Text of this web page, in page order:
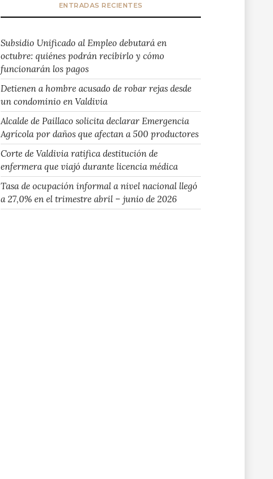
ENTRADAS RECIENTES
Subsidio Unificado al Empleo debutará en
octubre: quiénes podrán recibirlo y cómo
funcionarán los pagos
Detienen a hombre acusado de robar rejas desde
un condominio en Valdivia
Alcalde de Paillaco solicita declarar Emergencia
Agrícola por daños que afectan a 500 productores
Corte de Valdivia ratifica destitución de
enfermera que viajó durante licencia médica
Tasa de ocupación informal a nivel nacional llegó
a 27,0% en el trimestre abril – junio de 2026